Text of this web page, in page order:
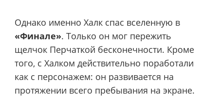
Однако именно Халк спас вселенную в
«Финале». Только он мог пережить
щелчок Перчаткой бесконечности. Кроме
того, с Халком действительно поработали
как с персонажем: он развивается на
протяжении всего пребывания на экране.